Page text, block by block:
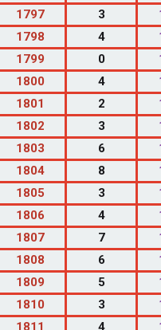
1797 3
1798 4
1799 0
1800 4
1801 2
1802 3
1803 6
1804 8
1805 3
1806 4
1807 7
1808 6
1809 5
1810 3
1811 4